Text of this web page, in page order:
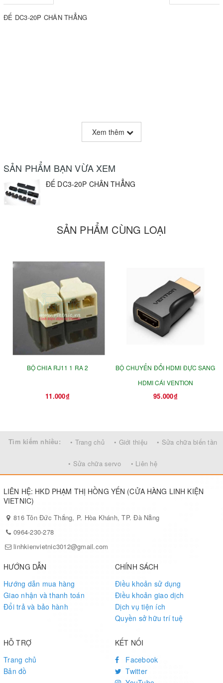
ĐẾ DC3-20P CHÂN THẲNG
Xem thêm
SẢN PHẨM BẠN VỪA XEM
ĐẾ DC3-20P CHÂN THẲNG
SẢN PHẨM CÙNG LOẠI
BỘ CHIA RJ11 1 RA 2
11.000₫
BỘ CHUYỂN ĐỔI HDMI ĐỰC SANG
HDMI CÁI VENTION
95.000₫
Tìm kiếm nhiều: • Trang chủ • Giới thiệu • Sửa chữa biến tần
• Sửa chữa servo • Liên hệ
LIÊN HỆ: HKD PHẠM THỊ HỒNG YẾN (CỬA HÀNG LINH KIỆN
VIETNIC)
816 Tôn Đức Thắng, P. Hòa Khánh, TP. Đà Nẵng
0964-230-278
linhkienvietnic3012@gmail.com
HƯỚNG DẪN
Hướng dẫn mua hàng
Giao nhận và thanh toán
Đổi trả và bảo hành
CHÍNH SÁCH
Điều khoản sử dụng
Điều khoản giao dịch
Dịch vụ tiện ích
Quyền sở hữu trí tuệ
HỖ TRỢ
Trang chủ
Bản đồ
KẾT NỐI
Facebook
Twitter